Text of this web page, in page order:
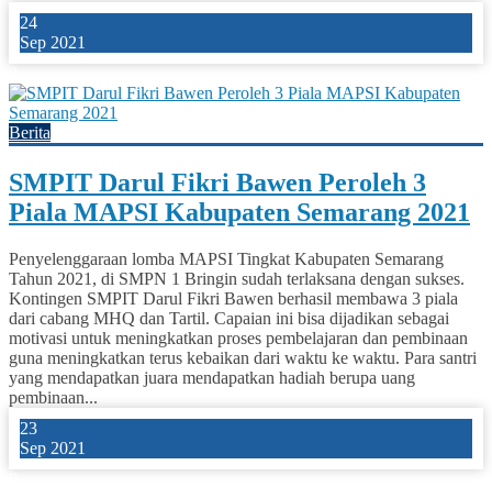
24
Sep 2021
Berita
SMPIT Darul Fikri Bawen Peroleh 3
Piala MAPSI Kabupaten Semarang 2021
Penyelenggaraan lomba MAPSI Tingkat Kabupaten Semarang
Tahun 2021, di SMPN 1 Bringin sudah terlaksana dengan sukses.
Kontingen SMPIT Darul Fikri Bawen berhasil membawa 3 piala
dari cabang MHQ dan Tartil. Capaian ini bisa dijadikan sebagai
motivasi untuk meningkatkan proses pembelajaran dan pembinaan
guna meningkatkan terus kebaikan dari waktu ke waktu. Para santri
yang mendapatkan juara mendapatkan hadiah berupa uang
pembinaan...
23
Sep 2021